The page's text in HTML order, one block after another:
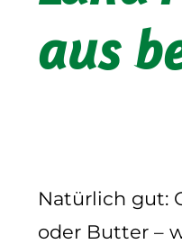
aus
Natürlich gut:
oder Butter –